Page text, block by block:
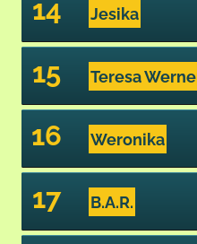
14 Jesika
15 Teresa
16 Weronika
17 B.A.R.